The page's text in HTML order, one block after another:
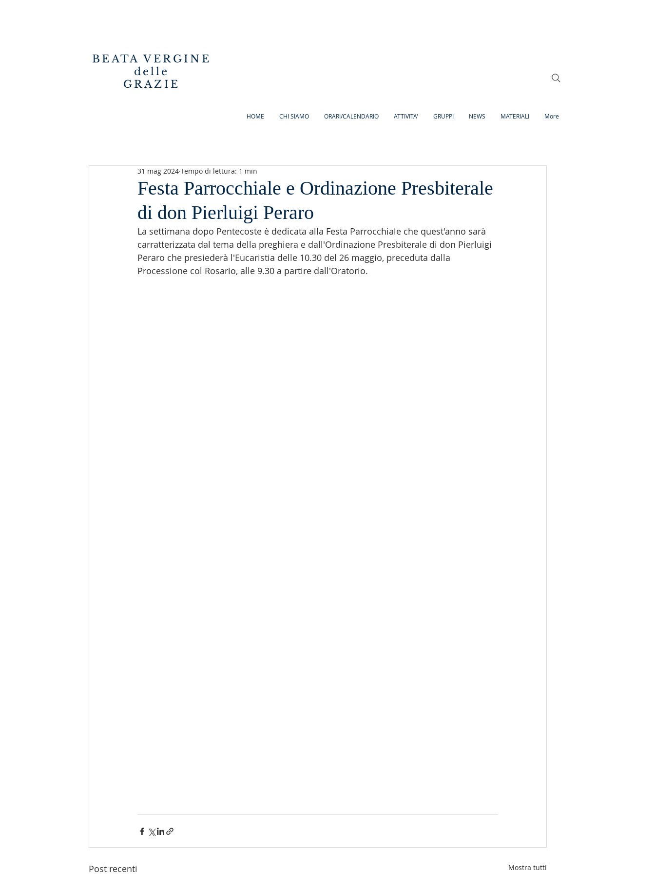
BEATA VERGINE
delle
GRAZIE
HOME CHI SIAMO ORARI/CALENDARIO ATTIVITA' GRUPPI NEWS MATERIALI More
Festa Parrocchiale e Ordinazione Presbiterale
di don Pierluigi Peraro
31 mag 2024 Tempo di lettura: 1 min
La settimana dopo Pentecoste è dedicata alla Festa Parrocchiale che quest'anno sarà
carratterizzata dal tema della preghiera e dall'Ordinazione Presbiterale di don Pierluigi
Peraro che presiederà l'Eucaristia delle 10.30 del 26 maggio, preceduta dalla
Processione col Rosario, alle 9.30 a partire dall'Oratorio.
Post recenti Mostra tutti